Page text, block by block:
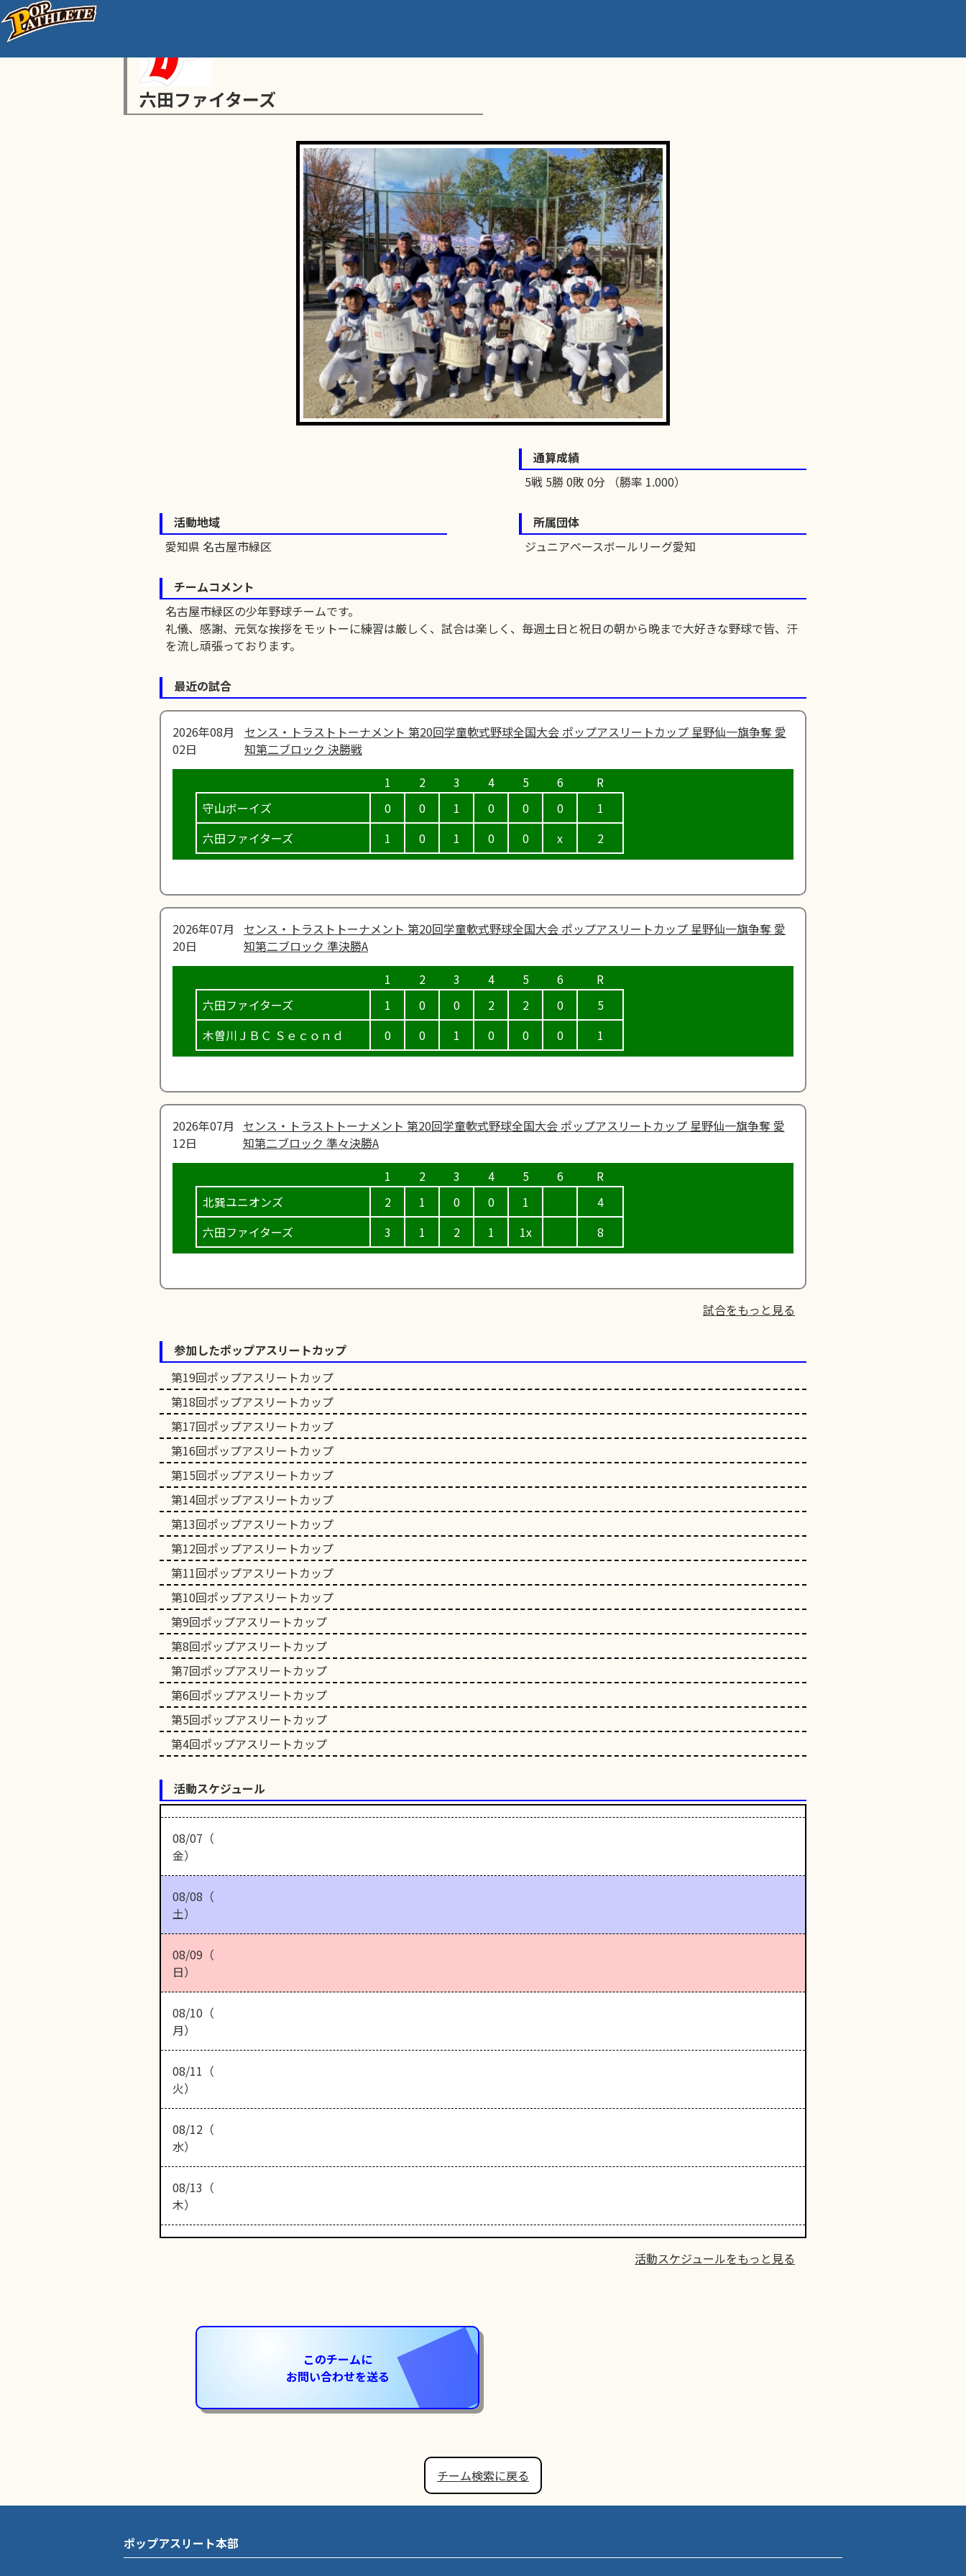
六田ファイターズ
通算成績
5戦 5勝 0敗 0分 （勝率 1.000）
活動地域
愛知県 名古屋市緑区
所属団体
ジュニアベースボールリーグ愛知
チームコメント
名古屋市緑区の少年野球チームです。
礼儀、感謝、元気な挨拶をモットーに練習は厳しく、試合は楽しく、毎週土日と祝日の朝から晩まで大好きな野球で皆、汗
を流し頑張っております。
最近の試合
2026年08月
02日
センス・トラストトーナメント 第20回学童軟式野球全国大会 ポップアスリートカップ 星野仙一旗争奪 愛
知第二ブロック 決勝戦
守山ボーイズ
六田ファイターズ
0
1
0
0
1
1
0
0
0
0
0
x
1
2
2026年07月
20日
センス・トラストトーナメント 第20回学童軟式野球全国大会 ポップアスリートカップ 星野仙一旗争奪 愛
知第二ブロック 準決勝A
六田ファイターズ
木曽川ＪＢＣ Ｓｅｃｏｎｄ
1
0
0
0
0
1
2
0
2
0
0
0
5
1
2026年07月
12日
センス・トラストトーナメント 第20回学童軟式野球全国大会 ポップアスリートカップ 星野仙一旗争奪 愛
知第二ブロック 準々決勝A
北巽ユニオンズ
六田ファイターズ
2
3
1
1
0
2
0
1
1
1x
4
8
試合をもっと見る
参加したポップアスリートカップ
第19回ポップアスリートカップ
第18回ポップアスリートカップ
第17回ポップアスリートカップ
第16回ポップアスリートカップ
第15回ポップアスリートカップ
第14回ポップアスリートカップ
第13回ポップアスリートカップ
第12回ポップアスリートカップ
第11回ポップアスリートカップ
第10回ポップアスリートカップ
第9回ポップアスリートカップ
第8回ポップアスリートカップ
第7回ポップアスリートカップ
第6回ポップアスリートカップ
第5回ポップアスリートカップ
第4回ポップアスリートカップ
活動スケジュール
08/07（
金）
08/08（
土）
08/09（
日）
08/10（
月）
08/11（
火）
08/12（
水）
08/13（
木）
活動スケジュールをもっと見る
このチームに
お問い合わせを送る
チーム検索に戻る
ポップアスリート本部